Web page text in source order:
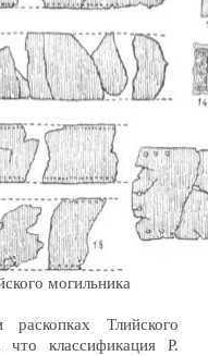
могильника
Тлийского
классификация Р.